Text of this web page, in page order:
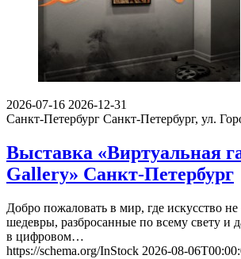
2026-07-16 2026-12-31
Санкт-Петербург Санкт-Петербург, ул.
Выставка «Виртуальная
Gallery» Санкт-Петербург
Добро пожаловать в мир, где искусство не
шедевры, разбросанные по всему свету и
в цифровом…
https://schema.org/InStock 2026-08-